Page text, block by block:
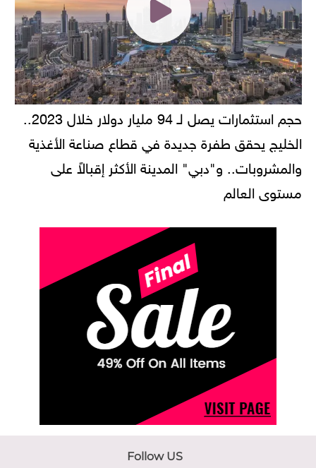
حجم استثمارات يصل لـ 94 مليار دولار خلال 2023..
الخليج يحقق طفرة جديدة في قطاع صناعة الأغذية
والمشروبات.. و"دبي" المدينة الأكثر إقبالاً على
مستوى العالم
Follow US